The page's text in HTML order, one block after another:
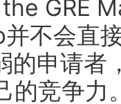
GRE
不会直
的申请者
的竞争力